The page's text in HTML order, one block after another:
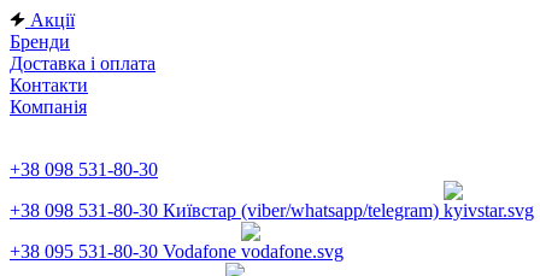
Акції
Бренди
Доставка і оплата
Контакти
Компанія
+38 098 531-80-30
+38 098 531-80-30 Київстар (viber/whatsapp/telegram)
+38 095 531-80-30 Vodafone